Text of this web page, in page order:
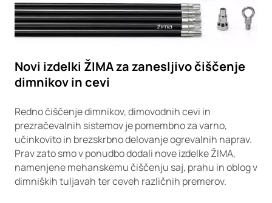
Novi izdelki ŽIMA za zanesljivo čiščenje
dimnikov in cevi
Redno čiščenje dimnikov, dimovodnih cevi in
prezračevalnih sistemov je pomembno za varno,
učinkovito in brezskrbno delovanje ogrevalnih naprav.
Prav zato smo v ponudbo dodali nove izdelke ŽIMA,
namenjene mehanskemu čiščenju saj, prahu in oblog v
dimniških tuljavah ter ceveh različnih premerov.